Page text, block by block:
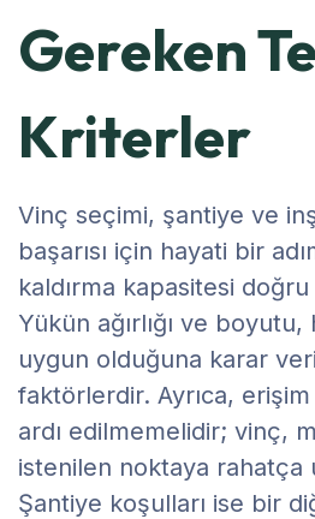
Gereken
Kriterler
Vinç seçimi, şantiye ve
başarısı için hayati bir
kaldırma kapasitesi
Yükün ağırlığı ve
uygun olduğuna karar
faktörlerdir. Ayrıca,
ardı edilmemelidir; vinç,
istenilen noktaya rahatça
Şantiye koşulları ise bir